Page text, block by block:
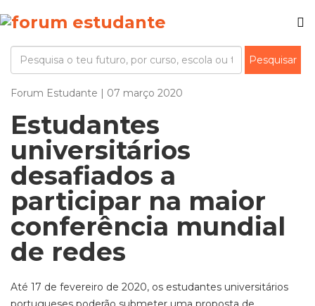
Forum Estudante | 07 março 2020
Estudantes
universitários
desafiados a
participar na maior
conferência mundial
de redes
Até 17 de fevereiro de 2020, os estudantes universitários